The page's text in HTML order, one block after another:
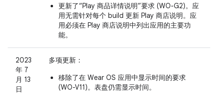
更新了“Play 商品详情说明”要求 (WO-G2)。应
用无需针对每个 build 更新 Play 商店说明。应
用必须在 Play 商店说明中列出应用的主要功
能。
2023
年 7
月 13
日
多项更新：
移除了在 Wear OS 应用中显示时间的要求
(WO-V11)。表盘仍需显示时间。